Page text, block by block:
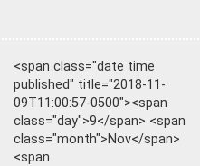
<span class="date time
published" title="2018-11-
09T11:00:57-0500"><span
class="day">9</span> <span
class="month">Nov</span>
<span